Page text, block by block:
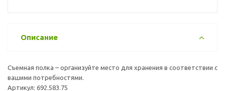
Описание
Съемная полка – организуйте место для хранения в соответствии с
вашими потребностями.
Артикул: 692.583.75